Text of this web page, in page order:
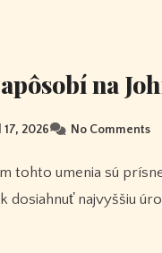
na
2026 No Comments
dosiahnuť najvyššiu